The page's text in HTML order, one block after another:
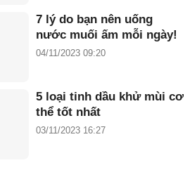
7 lý do bạn nên uống
nước muối ấm mỗi ngày!
04/11/2023 09:20
5 loại tinh dầu khử mùi cơ
thể tốt nhất
03/11/2023 16:27